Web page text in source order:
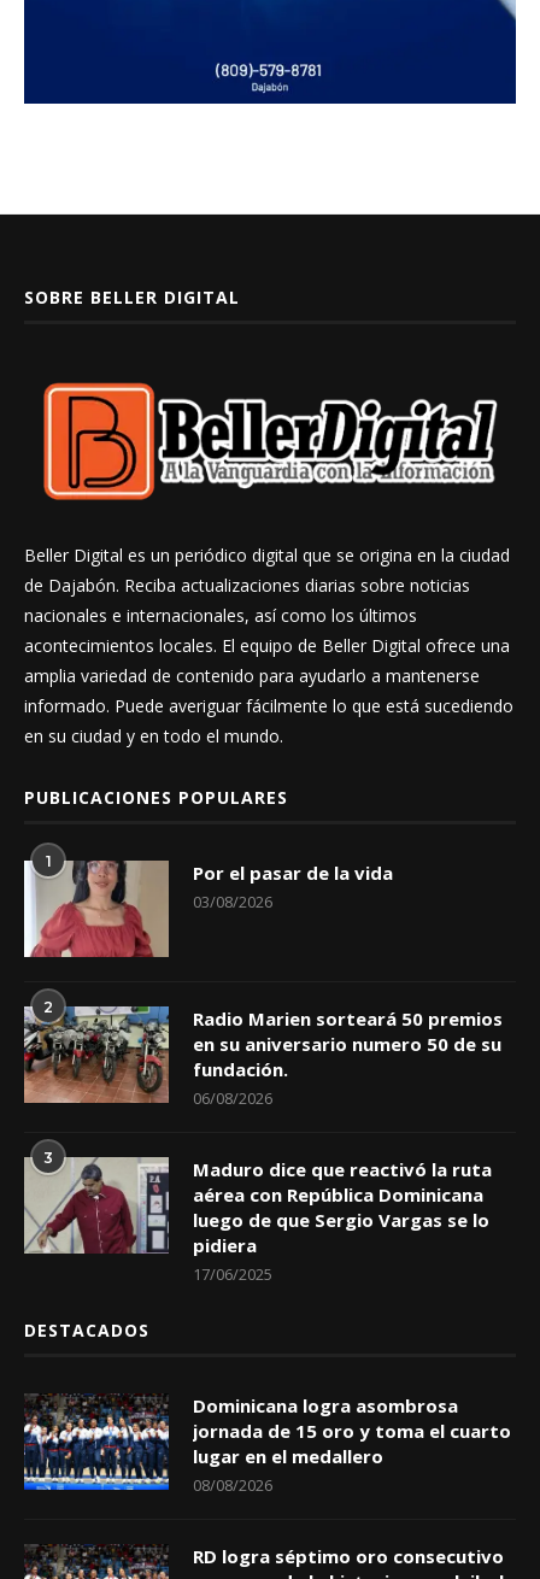
SOBRE BELLER DIGITAL
Beller Digital es un periódico digital que se origina en la ciudad
de Dajabón. Reciba actualizaciones diarias sobre noticias
nacionales e internacionales, así como los últimos
acontecimientos locales. El equipo de Beller Digital ofrece una
amplia variedad de contenido para ayudarlo a mantenerse
informado. Puede averiguar fácilmente lo que está sucediendo
en su ciudad y en todo el mundo.
PUBLICACIONES POPULARES
1 Por el pasar de la vida
03/08/2026
2
Radio Marien sorteará 50 premios
en su aniversario numero 50 de su
fundación.
06/08/2026
3
Maduro dice que reactivó la ruta
aérea con República Dominicana
luego de que Sergio Vargas se lo
pidiera
17/06/2025
DESTACADOS
Dominicana logra asombrosa
jornada de 15 oro y toma el cuarto
lugar en el medallero
08/08/2026
RD logra séptimo oro consecutivo